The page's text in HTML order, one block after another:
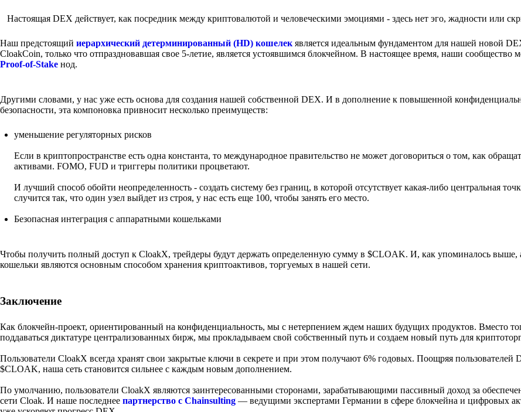
Настоящая DEX действует, как посредник между криптовалютой и человеческими эмоциями - здесь нет эго, жадности или
Наш предстоящий иерархический детерминированный (HD) кошелек является идеальным фундаментом для нашей новой
CloakCoin, только что отпраздновавшая свое 5-летие, является устоявшимся блокчейном. В настоящее время, наши сообщество
Proof-of-Stake нод.
Другими словами, у нас уже есть основа для создания нашей собственной DEX. И в дополнение к повышенной
безопасности, эта компоновка привносит несколько преимуществ:
уменьшение регуляторных рисков
Если в криптопространстве есть одна константа, то международное правительство не может договориться о том, как
активами. FOMO, FUD и триггеры политики процветают.
И лучший способ обойти неопределенность - создать систему без границ, в которой отсутствует какая-либо центральная
случится так, что один узел выйдет из строя, у нас есть еще 100, чтобы занять его место.
Безопасная интеграция с аппаратными кошельками
Чтобы получить полный доступ к CloakX, трейдеры будут держать определенную сумму в $CLOAK. И, как упоминалось выше,
кошельки являются основным способом хранения криптоактивов, торгуемых в нашей сети.
Заключение
Как блокчейн-проект, ориентированный на конфиденциальность, мы с нетерпением ждем наших будущих продуктов. Вместо
поддаваться диктатуре централизованных бирж, мы прокладываем свой собственный путь и создаем новый путь для
Пользователи CloakX всегда хранят свои закрытые ключи в секрете и при этом получают 6% годовых. Поощряя пользователей
$CLOAK, наша сеть становится сильнее с каждым новым дополнением.
По умолчанию, пользователи CloakX являются заинтересованными сторонами, зарабатывающими пассивный доход за
сети Cloak. И наше последнее партнерство с Chainsulting — ведущими экспертами Германии в сфере блокчейна и цифровых